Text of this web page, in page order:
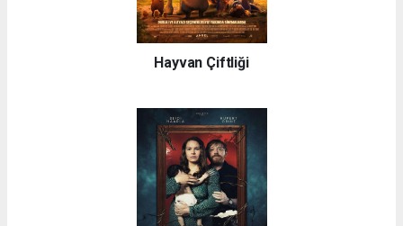
Hayvan Çiftliği